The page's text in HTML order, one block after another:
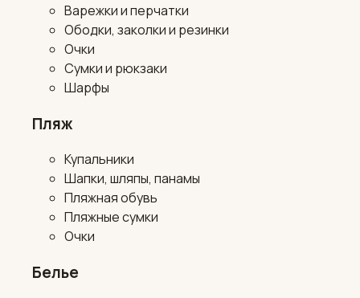
Варежки и перчатки
Ободки, заколки и резинки
Очки
Сумки и рюкзаки
Шарфы
Пляж
Купальники
Шапки, шляпы, панамы
Пляжная обувь
Пляжные сумки
Очки
Белье